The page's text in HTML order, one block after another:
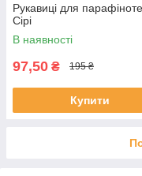
Рукавиці для
Сірі
В наявності
97,50 ₴ 195 ₴
Купити